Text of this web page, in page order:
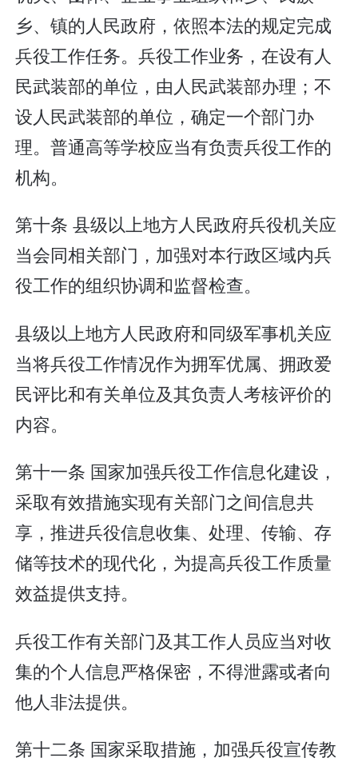
乡、镇的人民政府，依照本法的规定完成
兵役工作任务。兵役工作业务，在设有人
民武装部的单位，由人民武装部办理；不
设人民武装部的单位，确定一个部门办
理。普通高等学校应当有负责兵役工作的
机构。
第十条 县级以上地方人民政府兵役机关应
当会同相关部门，加强对本行政区域内兵
役工作的组织协调和监督检查。
县级以上地方人民政府和同级军事机关应
当将兵役工作情况作为拥军优属、拥政爱
民评比和有关单位及其负责人考核评价的
内容。
第十一条 国家加强兵役工作信息化建设，
采取有效措施实现有关部门之间信息共
享，推进兵役信息收集、处理、传输、存
储等技术的现代化，为提高兵役工作质量
效益提供支持。
兵役工作有关部门及其工作人员应当对收
集的个人信息严格保密，不得泄露或者向
他人非法提供。
第十二条 国家采取措施，加强兵役宣传教